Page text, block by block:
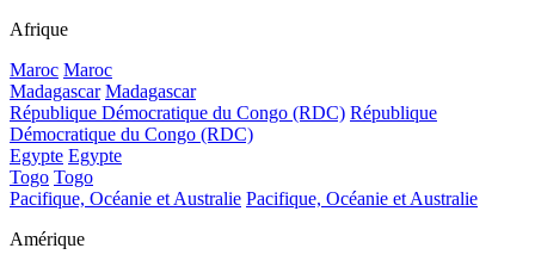
Afrique
Maroc Maroc
Madagascar Madagascar
République Démocratique du Congo (RDC) République
Démocratique du Congo (RDC)
Egypte Egypte
Togo Togo
Pacifique, Océanie et Australie Pacifique, Océanie et Australie
Amérique